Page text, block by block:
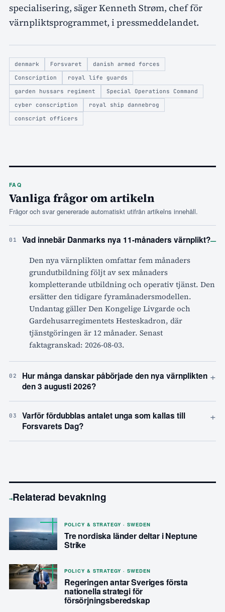
specialisering, säger Kenneth Strøm, chef för
värnpliktsprogrammet, i pressmeddelandet.
denmark Forsvaret
danish armed forces
Conscription
royal life guards
garden hussars regiment
Special Operations Command
cyber conscription
royal ship dannebrog
conscript officers
FAQ
Vanliga frågor om artikeln
Frågor och svar genererade automatiskt utifrån artikelns innehåll.
01 Vad innebär Danmarks nya 11-månaders värnplikt?–
Den nya värnplikten omfattar fem månaders
grundutbildning följt av sex månaders
kompletterande utbildning och operativ tjänst. Den
ersätter den tidigare fyramånadersmodellen.
Undantag gäller Den Kongelige Livgarde och
Gardehusarregimentets Hesteskadron, där
tjänstgöringen är 12 månader. Senast
faktagranskad: 2026-08-03.
02
Hur många danskar påbörjade den nya värnplikten
den 3 augusti 2026?
+
03
Varför fördubblas antalet unga som kallas till
Forsvarets Dag?
+
→Relaterad bevakning
POLICY & STRATEGY · SWEDEN
Tre nordiska länder deltar i Neptune
Strike
POLICY & STRATEGY · SWEDEN
Regeringen antar Sveriges första
nationella strategi för
försörjningsberedskap